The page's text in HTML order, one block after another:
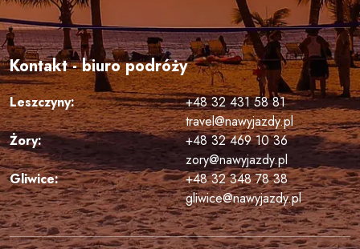
Kontakt - biuro podróży
Leszczyny:
+48 32 431 58 81
travel@nawyjazdy.pl
Żory:
+48 32 469 10 36
zory@nawyjazdy.pl
Gliwice:
+48 32 348 78 38
gliwice@nawyjazdy.pl